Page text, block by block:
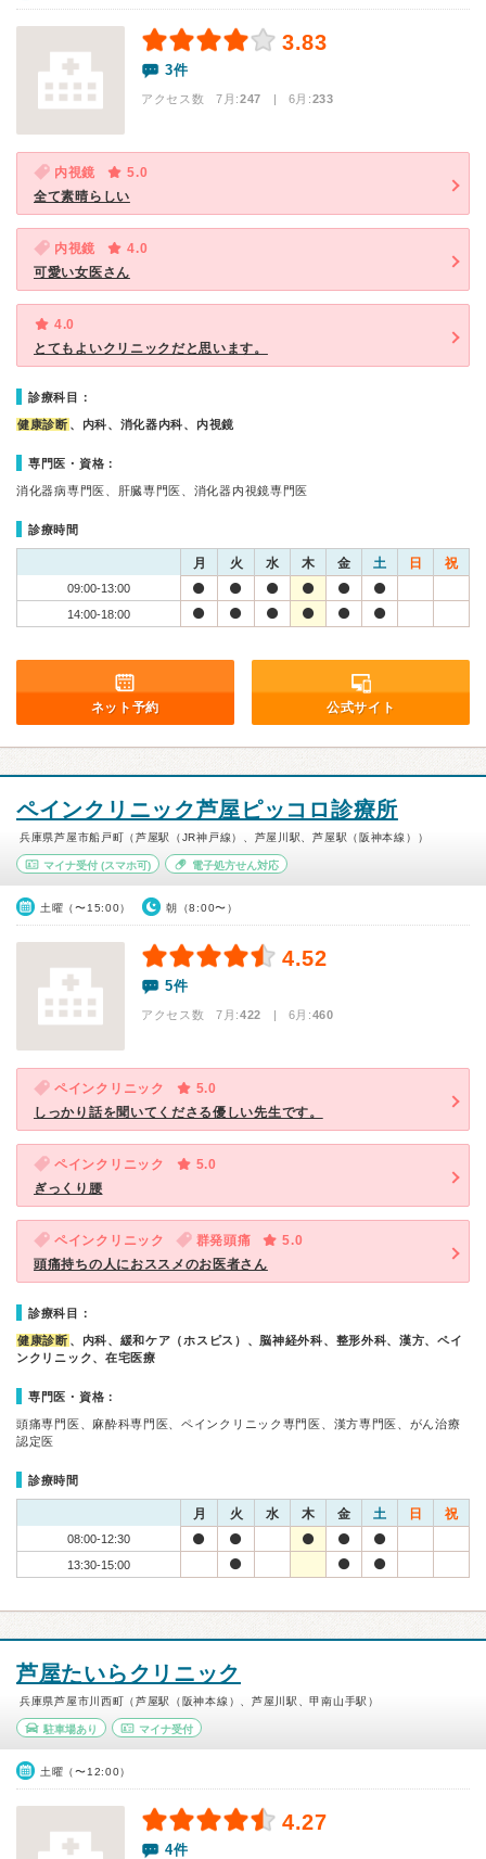
3.83
3件
アクセス数 7月:247 | 6月:233
内視鏡
5.0
全て素晴らしい
内視鏡
4.0
可愛い女医さん
4.0
とてもよいクリニックだと思います。
診療科目：
健康診断 、内科、消化器内科、内視鏡
専門医・資格：
消化器病専門医、肝臓専門医、消化器内視鏡専門医
診療時間
月 火 水 木 金 土 日 祝
09:00-13:00
14:00-18:00
ネット予約 公式サイト
ペインクリニック芦屋ピッコロ診療所
兵庫県芦屋市船戸町（芦屋駅（JR神戸線）、芦屋川駅、芦屋駅（阪神本線））
マイナ受付 (スマホ可) 電子処方せん対応
土曜（〜15:00） 朝（8:00〜）
4.52
5件
アクセス数 7月:422 | 6月:460
ペインクリニック
5.0
しっかり話を聞いてくださる優しい先生です。
ペインクリニック
5.0
ぎっくり腰
ペインクリニック 群発頭痛
5.0
頭痛持ちの人におススメのお医者さん
診療科目：
健康診断 、内科、緩和ケア（ホスピス）、脳神経外科、整形外科、漢方、ペイ
ンクリニック、在宅医療
専門医・資格：
頭痛専門医、麻酔科専門医、ペインクリニック専門医、漢方専門医、がん治療
認定医
診療時間
月 火 水 木 金 土 日 祝
08:00-12:30
13:30-15:00
芦屋たいらクリニック
兵庫県芦屋市川西町（芦屋駅（阪神本線）、芦屋川駅、甲南山手駅）
駐車場あり マイナ受付
土曜（〜12:00）
4.27
4件